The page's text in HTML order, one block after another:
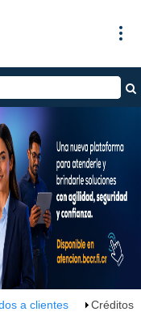
a clientes
Créditos